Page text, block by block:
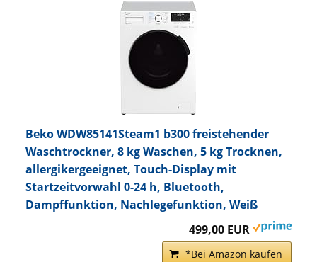
Beko WDW85141Steam1 b300 freistehender
Waschtrockner, 8 kg Waschen, 5 kg Trocknen,
allergikergeeignet, Touch-Display mit
Startzeitvorwahl 0-24 h, Bluetooth,
Dampffunktion, Nachlegefunktion, Weiß
499,00 EUR
*Bei Amazon kaufen